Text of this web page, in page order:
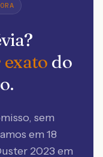
do
sem
em 18
2023 em